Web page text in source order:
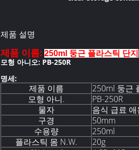
제품 설명
제품 이름: 250ml 둥근 플라스틱 단지
모형 아니오: PB-250R
명세:
제품 이름
250ml 둥근
모형 아니.
PB-250R
물자
음식 급료 애
구경
50mm
수용량
250ml
플라스틱 몸 N.W.
20g